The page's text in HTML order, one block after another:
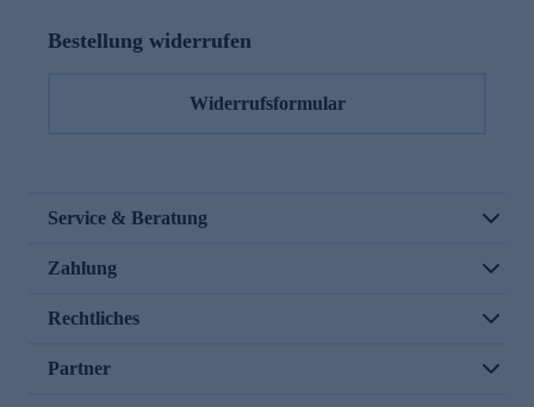
Bestellung widerrufen
Widerrufsformular
Service & Beratung
Zahlung
Rechtliches
Partner